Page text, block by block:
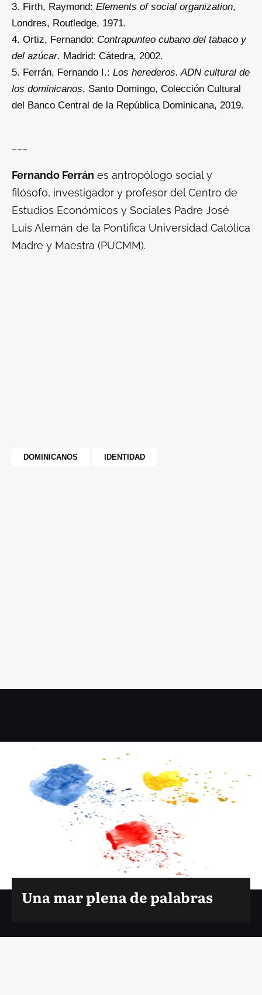
Firth, Raymond: Elements of social organization,
Londres, Routledge, 1971.
Ortiz, Fernando: Contrapunteo cubano del tabaco y
del azúcar. Madrid: Cátedra, 2002.
Ferrán, Fernando I.: Los herederos. ADN cultural de
los dominicanos, Santo Domingo, Colección Cultural
del Banco Central de la República Dominicana, 2019.
Fernando Ferrán es antropólogo social y
filósofo, investigador y profesor del Centro de
Estudios Económicos y Sociales Padre José
Luis Alemán de la Pontifica Universidad Católica
Madre y Maestra (PUCMM).
DOMINICANOS IDENTIDAD